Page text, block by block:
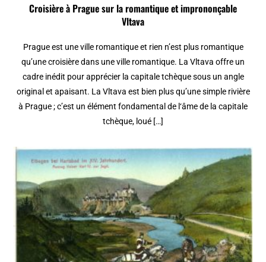
Croisière à Prague sur la romantique et imprononçable
Vltava
Prague est une ville romantique et rien n’est plus romantique
qu’une croisière dans une ville romantique. La Vltava offre un
cadre inédit pour apprécier la capitale tchèque sous un angle
original et apaisant. La Vltava est bien plus qu’une simple rivière
à Prague ; c’est un élément fondamental de l‘âme de la capitale
tchèque, loué […]